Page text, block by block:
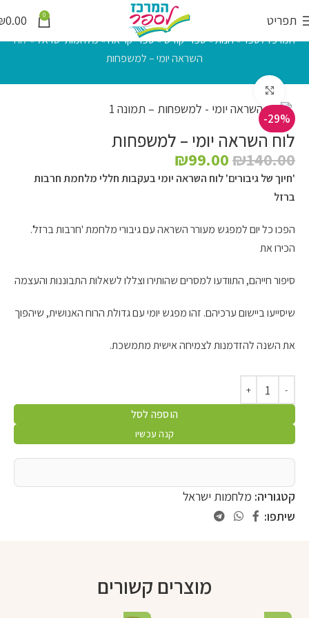
תפריט 0
0.00
המרכז לספר»חנות»ספרי קודש»ספרי קריאה»מלחמות ישראל»לוח
השראה יומי – למשפחות
לוח השראה יומי – למשפחות
₪140.00
₪99.00
'חיוך של גיבורים' לוח השראה יומי בעקבות חללי מלחמת חרבות
ברזל
הפכו כל יום למפגש מעורר השראה עם גיבורי מלחמת 'חרבות ברזל'.
הכירו את
סיפור חייהם, התוודעו למסרים שהותירו וצללו לשאלות התבוננות והעצמה
שיסייעו ביישום ערכיהם. זהו מפגש יומי עם גדולת הרוח האנושית, שיהפוך
את השנה להזדמנות לצמיחה אישית מתמשכת.
הוספה לסל
קנה עכשיו
קטגוריה: מלחמות ישראל
שיתפו:
-29%
מוצרים קשורים